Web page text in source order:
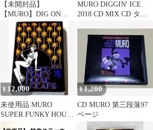
【未開封品】
【MURO】DIG ON
SUMMER レコード
MURO DIGGIN' ICE
2018 CD MIX CD タワ
¥ 12,000
未使用品 MURO
SUPER FUNKY HOUSE
BREAKS 2023
¥1,200
CD MURO 第三段落97
ページ